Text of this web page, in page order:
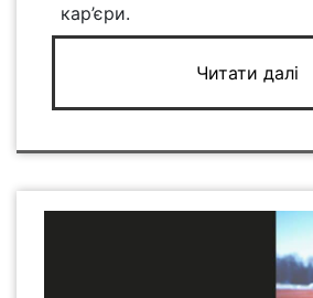
кар’єри.
Читати далі